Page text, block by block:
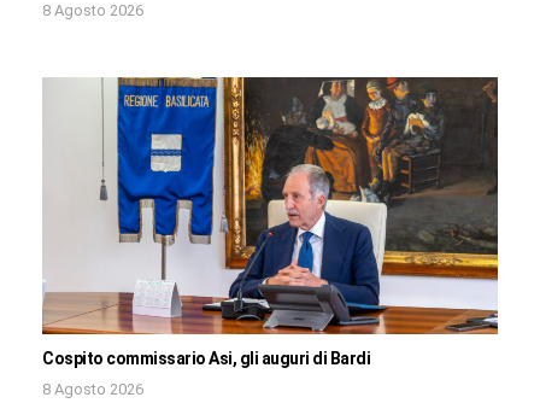
8 Agosto 2026
Cospito commissario Asi, gli auguri di Bardi
8 Agosto 2026